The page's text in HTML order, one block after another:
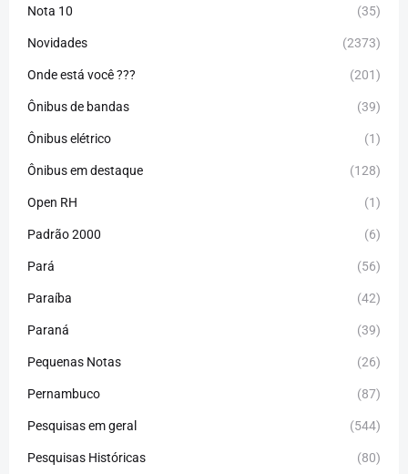
Nota 10 (35)
Novidades (2373)
Onde está você ??? (201)
Ônibus de bandas (39)
Ônibus elétrico (1)
Ônibus em destaque (128)
Open RH (1)
Padrão 2000 (6)
Pará (56)
Paraíba (42)
Paraná (39)
Pequenas Notas (26)
Pernambuco (87)
Pesquisas em geral (544)
Pesquisas Históricas (80)